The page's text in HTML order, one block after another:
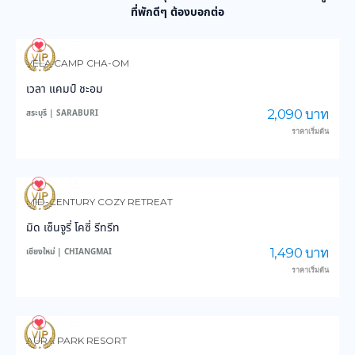
ที่พักดีๆ ต้องบอกต่อ
24
VELA CAMP CHA-OM
เวลา แคมป์ ชะอม
สระบุรี | SARABURI 2,090 บาท
ราคาเริ่มต้น
12
MID-CENTURY COZY RETREAT
มิด เซ็นจูรี่ โคซี่ รีทรีท
เชียงใหม่ | CHIANGMAI 1,490 บาท
ราคาเริ่มต้น
11
AURA PARK RESORT